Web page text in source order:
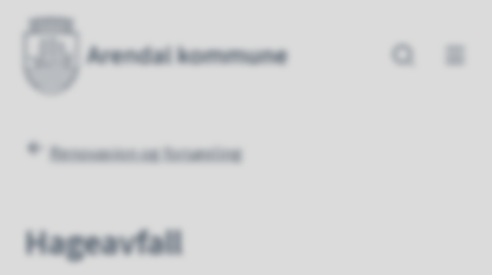
Arendal kommune
Du er her:
Renovasjon og forsøpling
Hageavfall